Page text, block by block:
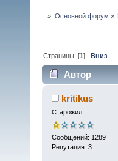
» Основной форум »
Страницы: [1]Вниз
Автор
kritikus
Старожил
Сообщений: 1289
Репутация: 3